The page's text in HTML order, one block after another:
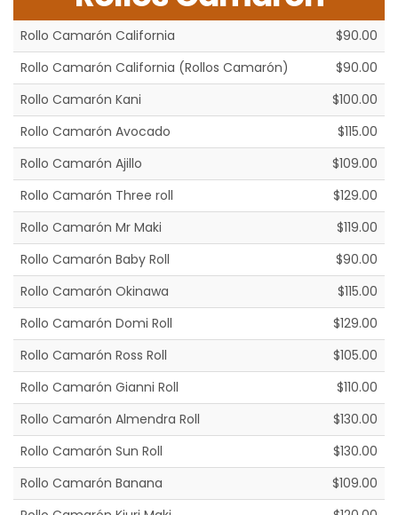
Rollo Camarón California
$90.00
Rollo Camarón California (Rollos Camarón)
$90.00
Rollo Camarón Kani
$100.00
Rollo Camarón Avocado
$115.00
Rollo Camarón Ajillo
$109.00
Rollo Camarón Three roll
$129.00
Rollo Camarón Mr Maki
$119.00
Rollo Camarón Baby Roll
$90.00
Rollo Camarón Okinawa
$115.00
Rollo Camarón Domi Roll
$129.00
Rollo Camarón Ross Roll
$105.00
Rollo Camarón Gianni Roll
$110.00
Rollo Camarón Almendra Roll
$130.00
Rollo Camarón Sun Roll
$130.00
Rollo Camarón Banana
$109.00